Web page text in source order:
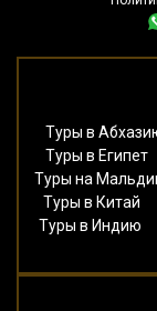
Туры в
Туры в Египет
Туры на
Туры в Китай
Туры в Индию